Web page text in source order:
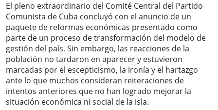
El pleno extraordinario del Comité Central del Partido
Comunista de Cuba concluyó con el anuncio de un
paquete de reformas económicas presentado como
parte de un proceso de transformación del modelo de
gestión del país. Sin embargo, las reacciones de la
población no tardaron en aparecer y estuvieron
marcadas por el escepticismo, la ironía y el hartazgo
ante lo que muchos consideran reiteraciones de
intentos anteriores que no han logrado mejorar la
situación económica ni social de la isla.